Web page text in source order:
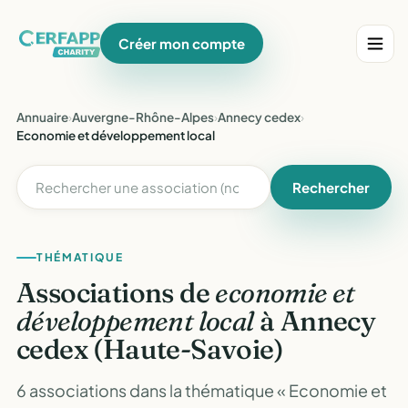
Créer mon compte
Annuaire›Auvergne-Rhône-Alpes›Annecy cedex›
Economie et développement local
Rechercher
THÉMATIQUE
Associations deeconomie et
développement localà Annecy
cedex (Haute-Savoie)
6 associations dans la thématique « Economie et